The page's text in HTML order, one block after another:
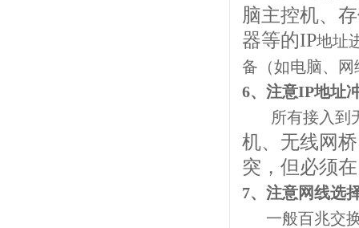
脑主控机、
器等的IP地址
备（如电脑、
6、注意IP地址
所有接入到
机、无线网
突，但必须
7、注意网线选
一般百兆交